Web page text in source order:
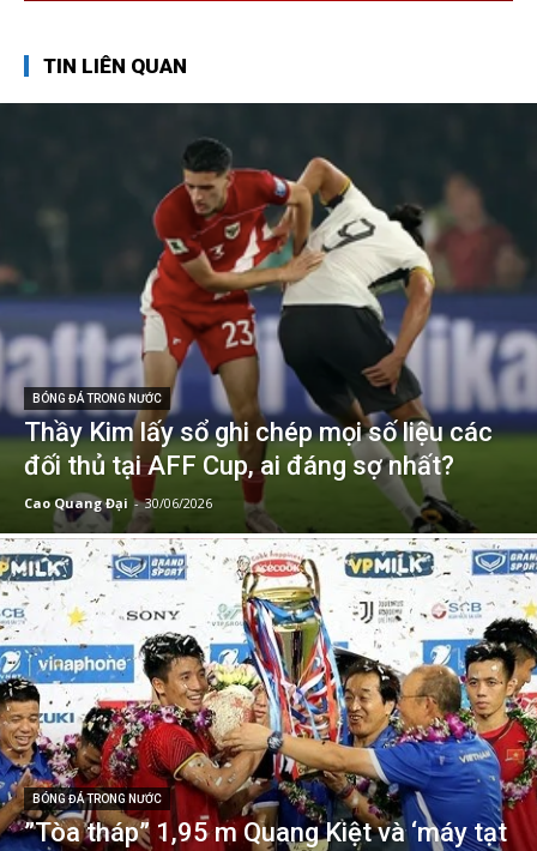
TIN LIÊN QUAN
BÓNG ĐÁ TRONG NƯỚC
Thầy Kim lấy sổ ghi chép mọi số liệu các
đối thủ tại AFF Cup, ai đáng sợ nhất?
Cao Quang Đại - 30/06/2026
BÓNG ĐÁ TRONG NƯỚC
”Tòa tháp” 1,95 m Quang Kiệt và ‘máy tạt